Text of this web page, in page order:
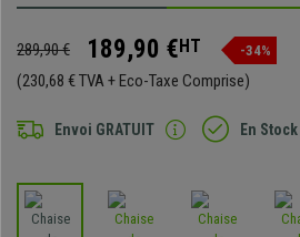
289,90 € 189,90 €HT -34%
(230,68 € TVA + Eco-Taxe Comprise)
Envoi GRATUIT En Stock